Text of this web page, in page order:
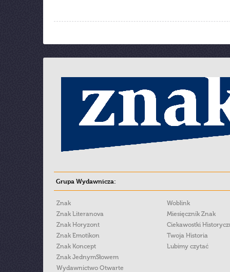
Grupa Wydawnicza:
Znak
Znak Literanova
Znak Horyzont
Znak Emotikon
Znak Koncept
Znak JednymSłowem
Wydawnictwo Otwarte
Woblink
Miesięcznik Znak
Ciekawostki
Twoja Historia
Lubimy czytać